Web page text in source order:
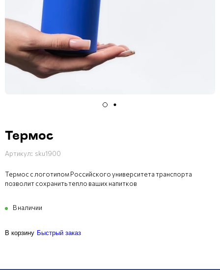
Термос
Артикул: sku1900
Термос с логотипом Российского университета транспорта
позволит сохранить тепло ваших напитков
В наличии
В корзину Быстрый заказ